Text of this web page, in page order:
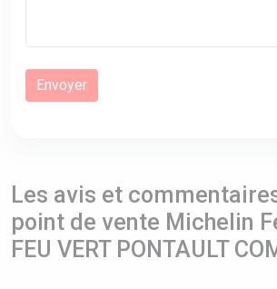
Les avis et
point de vente Michelin
FEU VERT PONTAULT